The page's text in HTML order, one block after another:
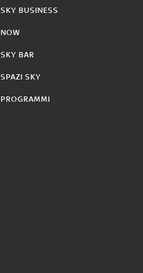
SKY BUSINESS
NOW
SKY BAR
SPAZI SKY
PROGRAMMI